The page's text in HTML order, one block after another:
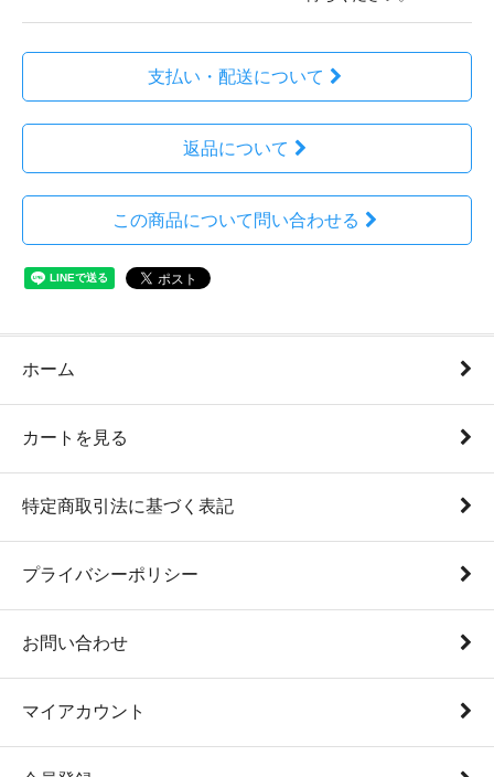
支払い・配送について
返品について
この商品について問い合わせる
ホーム
カートを見る
特定商取引法に基づく表記
プライバシーポリシー
お問い合わせ
マイアカウント